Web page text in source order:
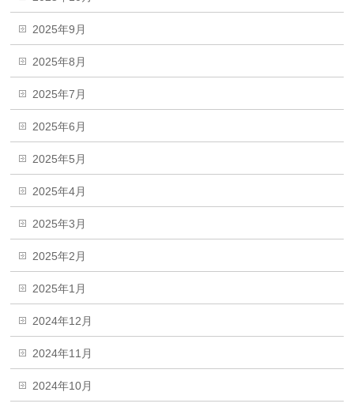
2025年9月
2025年8月
2025年7月
2025年6月
2025年5月
2025年4月
2025年3月
2025年2月
2025年1月
2024年12月
2024年11月
2024年10月